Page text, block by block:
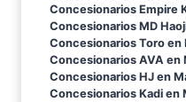
Concesionarios Empire
Concesionarios MD
Concesionarios Toro en
Concesionarios AVA en
Concesionarios HJ en
Concesionarios Kadi en